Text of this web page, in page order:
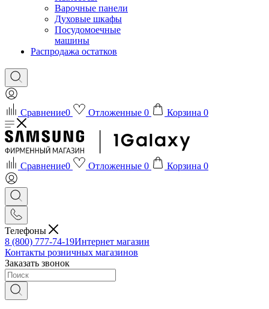
Варочные панели
Духовые шкафы
Посудомоечные
машины
Распродажа остатков
Сравнение0 Отложенные 0 Корзина 0
Сравнение0 Отложенные 0 Корзина 0
Телефоны
8 (800) 777-74-19Интернет магазин
Контакты розничных магазинов
Заказать звонок